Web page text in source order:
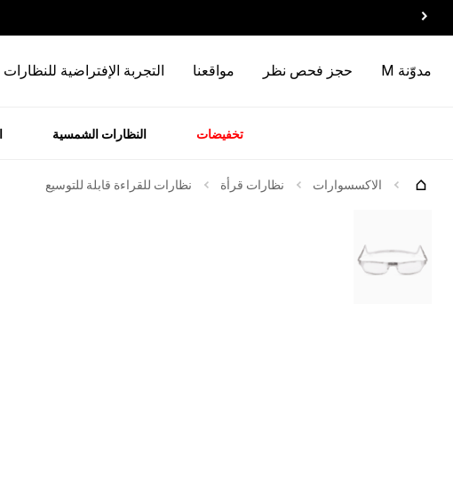
مدوّنة M حجز فحص نظر مواقعنا التجربة الإفتراضية للنظارات
تخفيضات النظارات الشمسية
الاكسسوارات نظارات قرأة نظارات للقراءة قابلة للتوسيع